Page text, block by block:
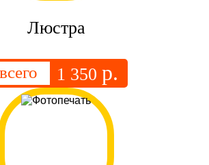
Люстра
всего 1 350 р.